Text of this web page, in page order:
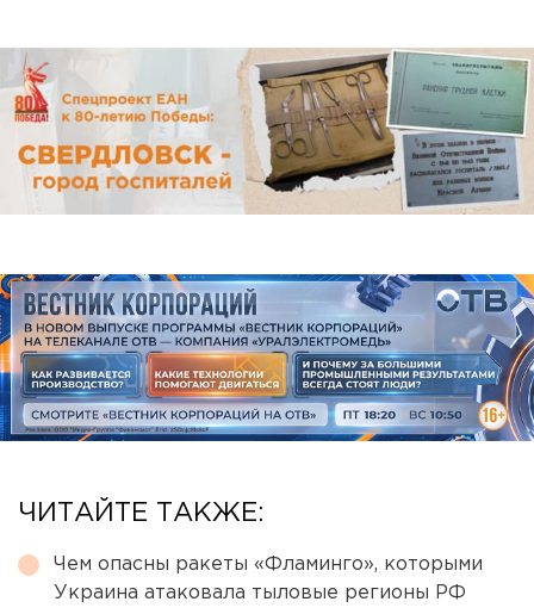
ЧИТАЙТЕ ТАКЖЕ:
Чем опасны ракеты «Фламинго», которыми
Украина атаковала тыловые регионы РФ